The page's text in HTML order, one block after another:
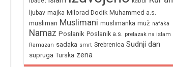
ljubav majka Milorad Dodik Muhammed a.s.
musliman Muslimani muslimanka muž nafaka
Namaz Poslanik Poslanik a.s. prelazak na islam
Ramazan sadaka smrt Srebrenica Sudnji dan
supruga Turska zena